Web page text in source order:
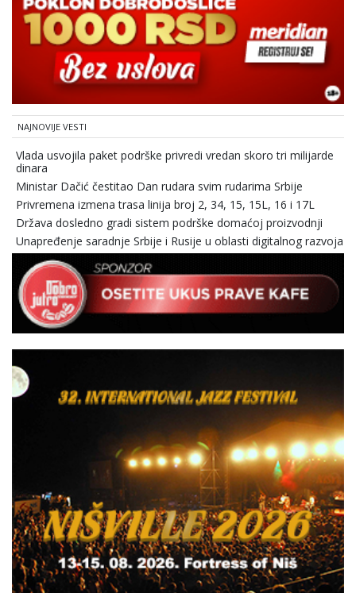
NAJNOVIJE VESTI
Vlada usvojila paket podrške privredi vredan skoro tri milijarde
dinara
Ministar Dačić čestitao Dan rudara svim rudarima Srbije
Privremena izmena trasa linija broj 2, 34, 15, 15L, 16 i 17L
Država dosledno gradi sistem podrške domaćoj proizvodnji
Unapređenje saradnje Srbije i Rusije u oblasti digitalnog razvoja